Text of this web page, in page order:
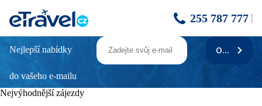
255 787 777
Club Tropicana
Oblíbený klubový hotel
Bazén se skluzavkami
Nejlepší nabídky
do vašeho e-mailu
ODEBÍRAT
Nejvýhodnější zájezdy